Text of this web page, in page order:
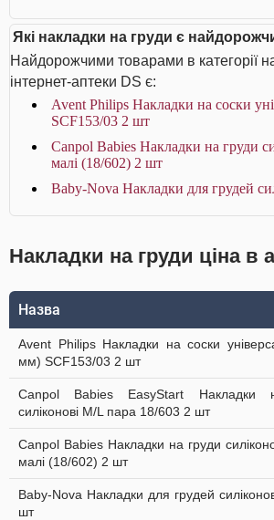
Які накладки на груди є
Найдорожчими товарами в категорії
інтернет-аптеки DS є:
Avent Philips Накладки на соски
SCF153/03 2 шт
Canpol Babies Накладки на груди
малі (18/602) 2 шт
Baby-Nova Накладки для грудей
Накладки на груди ціна в
Назва
Avent Philips Накладки на соски
мм) SCF153/03 2 шт
Canpol Babies EasyStart Накладки
силіконові M/L пара 18/603 2 шт
Canpol Babies Накладки на груди
малі (18/602) 2 шт
Baby-Nova Накладки для грудей
шт